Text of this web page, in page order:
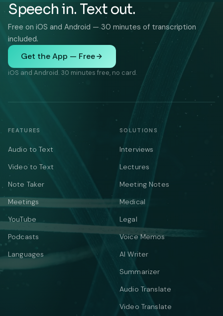
Speech in. Text out.
Free on iOS and Android — 30 minutes of transcription
included.
Get the App — Free
iOS and Android. 30 minutes free, no card.
FEATURES
Audio to Text
Video to Text
Note Taker
Meetings
YouTube
Podcasts
Languages
SOLUTIONS
Interviews
Lectures
Meeting Notes
Medical
Legal
Voice Memos
AI Writer
Summarizer
Audio Translate
Video Translate